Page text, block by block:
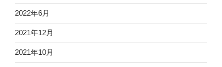
2022年6月
2021年12月
2021年10月